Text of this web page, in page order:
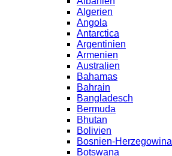
Algerien
Angola
Antarctica
Argentinien
Armenien
Australien
Bahamas
Bahrain
Bangladesch
Bermuda
Bhutan
Bolivien
Bosnien-Herzegowina
Botswana